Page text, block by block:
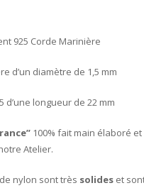
925 Corde Marinière
d’un diamètre de 1,5 mm
d’une longueur de 22 mm
100% fait main élaboré
Atelier.
nylon sont très solides et